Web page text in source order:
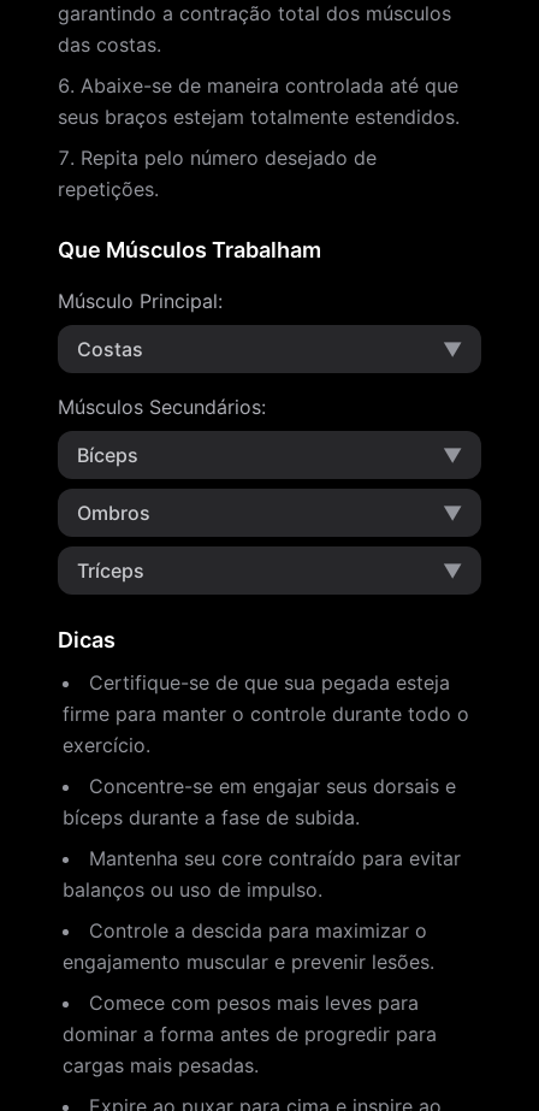
garantindo a contração total dos músculos
das costas.
Abaixe-se de maneira controlada até que
seus braços estejam totalmente estendidos.
Repita pelo número desejado de
repetições.
Que Músculos Trabalham
Músculo Principal:
Costas
▼
Músculos Secundários:
Bíceps
▼
Ombros ▼
Tríceps ▼
Dicas
Certifique-se de que sua pegada esteja
firme para manter o controle durante todo o
exercício.
Concentre-se em engajar seus dorsais e
bíceps durante a fase de subida.
Mantenha seu core contraído para evitar
balanços ou uso de impulso.
Controle a descida para maximizar o
engajamento muscular e prevenir lesões.
Comece com pesos mais leves para
dominar a forma antes de progredir para
cargas mais pesadas.
Expire ao puxar para cima e inspire ao